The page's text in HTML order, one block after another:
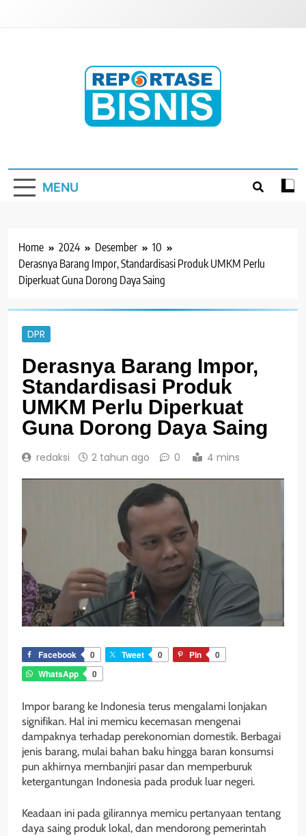
MENU
Home 2024 Desember
10
Derasnya Barang Impor, Standardisasi Produk UMKM Perlu
Diperkuat Guna Dorong Daya Saing
DPR
Derasnya Barang Impor,
Standardisasi Produk
UMKM Perlu Diperkuat
Guna Dorong Daya Saing
redaksi 2 tahun ago 0 4 mins
Facebook 0 Tweet 0 Pin
0
WhatsApp
0
Impor barang ke Indonesia terus mengalami lonjakan
signifikan. Hal ini memicu kecemasan mengenai
dampaknya terhadap perekonomian domestik. Berbagai
jenis barang, mulai bahan baku hingga baran konsumsi
pun akhirnya membanjiri pasar dan memperburuk
ketergantungan Indonesia pada produk luar negeri.
Keadaan ini pada gilirannya memicu pertanyaan tentang
daya saing produk lokal, dan mendorong pemerintah